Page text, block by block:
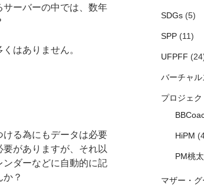
ーバーの中では、数年
はありません。
ける為にもデータは必要
がありますが、それ以
ンダーなどに自動的に記
？
SDGs(5)
SPP(11)
UFPFF
バーチャ
プロジェ
HiPM
PM桃
マザー・グ